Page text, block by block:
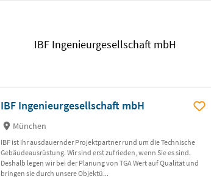
IBF Ingenieurgesellschaft mbH
IBF Ingenieurgesellschaft mbH
München
IBF ist Ihr ausdauernder Projektpartner rund um die Technische
Gebäudeausrüstung. Wir sind erst zufrieden, wenn Sie es sind.
Deshalb legen wir bei der Planung von TGA Wert auf Qualität und
bringen sie durch unsere Objektü...